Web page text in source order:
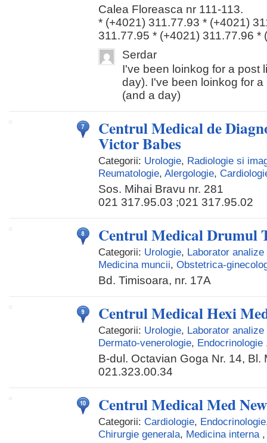
Calea Floreasca nr 111-113.
* (+4021) 311.77.93 * (+4021)
311.77.95 * (+4021) 311.77.96 *
Serdar
I've been loinkog for a post
day). I've been loinkog for
(and a day)
Centrul Medical de
Victor Babes
Categorii: Urologie, Radiologie si
Reumatologie, Alergologie,
Sos. Mihai Bravu nr. 281
021 317.95.03 ;021 317.95.02
Centrul Medical Drumul
Categorii: Urologie, Laborator
Medicina muncii, Obstetrica-
Bd. Timisoara, nr. 17A
Centrul Medical Hexi
Categorii: Urologie, Laborator
Dermato-venerologie, Endocrinologie
B-dul. Octavian Goga Nr. 14, Bl.
021.323.00.34
Centrul Medical Med
Categorii: Cardiologie, Endocrinologie
Chirurgie generala, Medicina interna